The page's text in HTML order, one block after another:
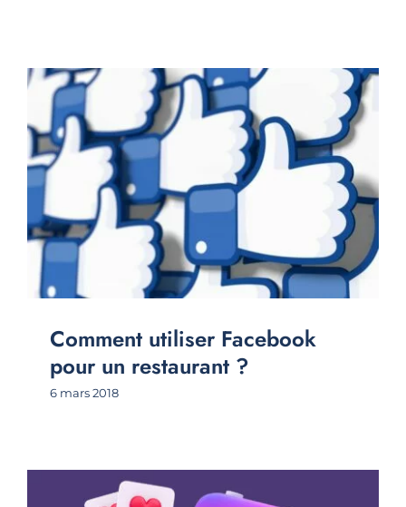
Comment utiliser Facebook
pour un restaurant ?
6 mars 2018